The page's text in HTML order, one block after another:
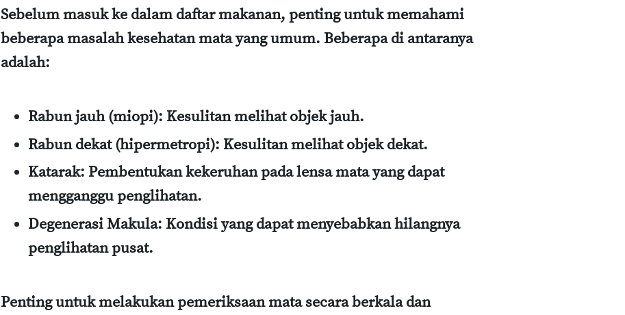
Sebelum masuk ke dalam daftar makanan, penting untuk memahami
beberapa masalah kesehatan mata yang umum. Beberapa di antaranya
adalah:
Rabun jauh (miopi): Kesulitan melihat objek jauh.
Rabun dekat (hipermetropi): Kesulitan melihat objek dekat.
Katarak: Pembentukan kekeruhan pada lensa mata yang dapat
mengganggu penglihatan.
Degenerasi Makula: Kondisi yang dapat menyebabkan hilangnya
penglihatan pusat.
Penting untuk melakukan pemeriksaan mata secara berkala dan